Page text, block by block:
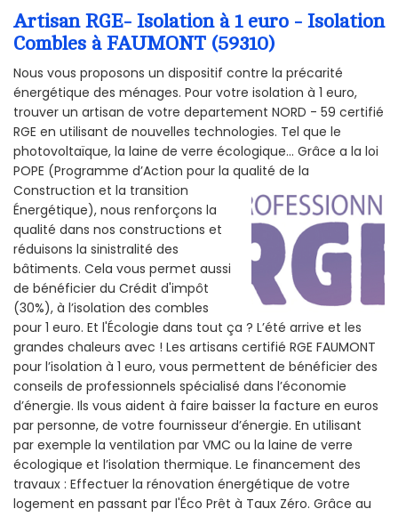
Artisan RGE- Isolation à 1 euro - Isolation
Combles à FAUMONT (59310)
Nous vous proposons un dispositif contre la précarité
énergétique des ménages. Pour votre isolation à 1 euro,
trouver un artisan de votre departement NORD - 59 certifié
RGE en utilisant de nouvelles technologies. Tel que le
photovoltaïque, la laine de verre écologique... Grâce a la loi
POPE (Programme d’Action pour la qualité de la
Construction et la transition
Énergétique), nous renforçons la
qualité dans nos constructions et
réduisons la sinistralité des
bâtiments. Cela vous permet aussi
de bénéficier du Crédit d'impôt
(30%), à l’isolation des combles
pour 1 euro. Et l'Écologie dans tout ça ? L’été arrive et les
grandes chaleurs avec ! Les artisans certifié RGE FAUMONT
pour l’isolation à 1 euro, vous permettent de bénéficier des
conseils de professionnels spécialisé dans l’économie
d’énergie. Ils vous aident à faire baisser la facture en euros
par personne, de votre fournisseur d’énergie. En utilisant
par exemple la ventilation par VMC ou la laine de verre
écologique et l’isolation thermique. Le financement des
travaux : Effectuer la rénovation énergétique de votre
logement en passant par l'Éco Prêt à Taux Zéro. Grâce au